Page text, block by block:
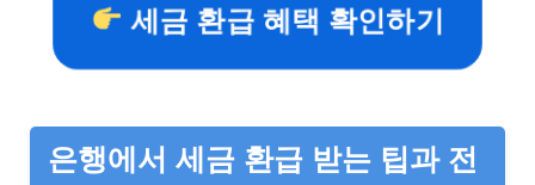
세금 환급 혜택 확인하기
은행에서 세금 환급 받는 팁과 전